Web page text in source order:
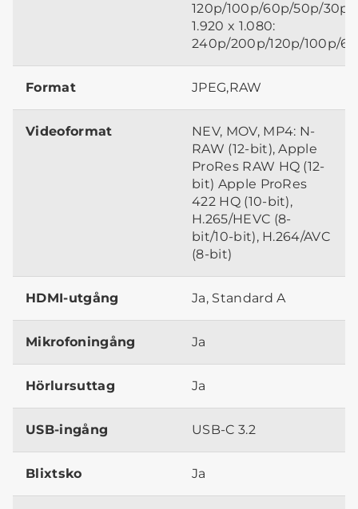
120p/100p/60p/50p/30p/
1.920 x 1.080:
240p/200p/120p/100p/
Format JPEG,RAW
Videoformat
NEV, MOV, MP4: N-
RAW (12-bit), Apple
ProRes RAW HQ (12-
bit) Apple ProRes
422 HQ (10-bit),
H.265/HEVC (8-
bit/10-bit), H.264/AVC
(8-bit)
HDMI-utgång Ja, Standard A
Mikrofoningång Ja
Hörlursuttag Ja
USB-ingång USB-C 3.2
Blixtsko Ja